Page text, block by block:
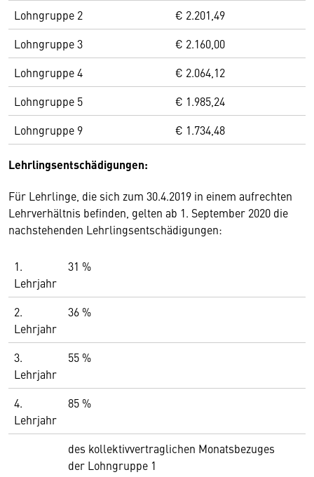
Lohngruppe 2
€ 2.201,49
Lohngruppe 3
€ 2.160,00
Lohngruppe 4
€ 2.064,12
Lohngruppe 5
€ 1.985,24
Lohngruppe 9
€ 1.734,48
Lehrlingsentschädigungen:
Für Lehrlinge, die sich zum 30.4.2019 in einem aufrechten
Lehrverhältnis befinden, gelten ab 1. September 2020 die
nachstehenden Lehrlingsentschädigungen:
1.
Lehrjahr
31 %
2.
Lehrjahr
36 %
3.
Lehrjahr
55 %
4.
Lehrjahr
85 %
des kollektivvertraglichen Monatsbezuges
der Lohngruppe 1